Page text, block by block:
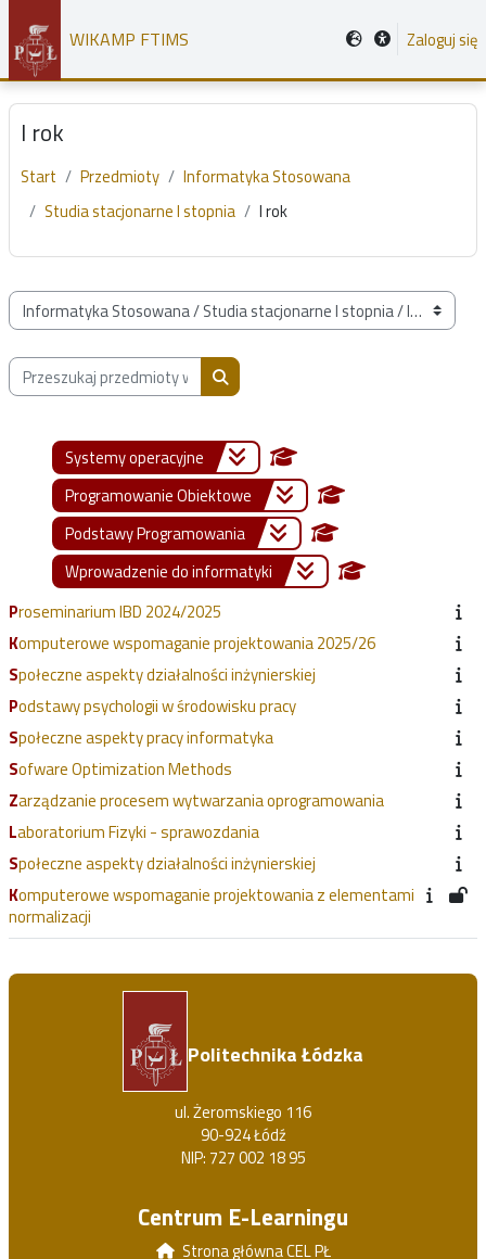
Przejdź do głównej zawartości
WIKAMP FTIMS Zaloguj się
I rok
Start Przedmioty
Informatyka Stosowana
Studia stacjonarne I stopnia
I rok
Kategorie przedmiotów
Przeszukaj przedmioty wg nazwy, opisu lub prowadzącego
Przeszukaj przedmioty wg nazwy,
Systemy operacyjne
Programowanie Obiektowe
Podstawy Programowania
Wprowadzenie do informatyki
Proseminarium IBD 2024/2025
Komputerowe wspomaganie projektowania 2025/26
Społeczne aspekty działalności inżynierskiej
Podstawy psychologii w środowisku pracy
Społeczne aspekty pracy informatyka
Sofware Optimization Methods
Zarządzanie procesem wytwarzania oprogramowania
Laboratorium Fizyki - sprawozdania
Społeczne aspekty działalności inżynierskiej
Komputerowe wspomaganie projektowania z elementami
normalizacji
Politechnika Łódzka
ul. Żeromskiego 116
90-924 Łódź
NIP: 727 002 18 95
Centrum E-Learningu
Strona główna CEL PŁ